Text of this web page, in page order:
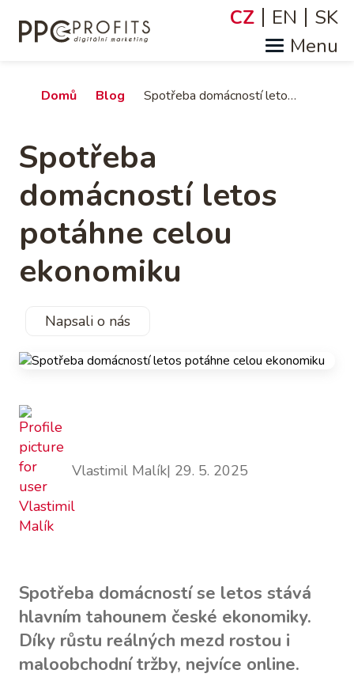
hlavnímu
Jazyky
CZ EN SK
Drobečková
Domů Blog Spotřeba domácností letos potáhne celou ekonomiku
Spotřeba
domácností letos
potáhne celou
ekonomiku
Napsali o nás
Vlastimil Malík| 29. 5. 2025
Spotřeba domácností se letos stává
hlavním tahounem české ekonomiky.
Díky růstu reálných mezd rostou i
maloobchodní tržby, nejvíce online.